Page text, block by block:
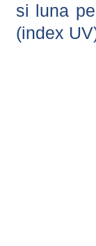
si luna
(index